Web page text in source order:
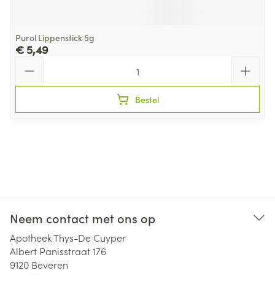
Purol Lippenstick 5g
€ 5,49
Bestel
Neem contact met ons op
Apotheek Thys-De Cuyper
Albert Panisstraat 176
9120 Beveren